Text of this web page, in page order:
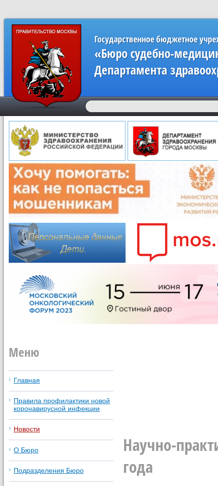
Государственное бюджетное
«Бюро судебно-
Департамента
Научно-
года
Меню
Главная
Правила профилактики новой
коронавирусной инфекции
Новости
О Бюро
Подразделения Бюро